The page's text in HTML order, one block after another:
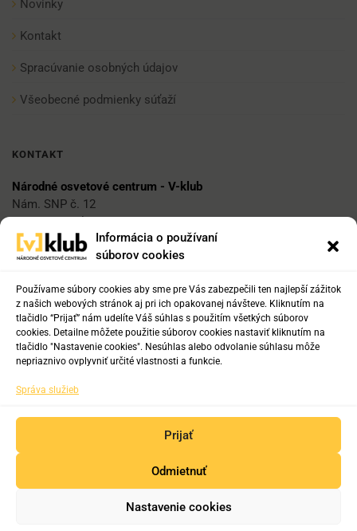
Informácia o používaní
súborov cookies
Používame súbory cookies aby sme pre Vás zabezpečili ten najlepší zážitok
z našich webových stránok aj pri ich opakovanej návšteve. Kliknutím na
tlačidlo “Prijať” nám udelíte Váš súhlas s použitím všetkých súborov
cookies. Detailne môžete použitie súborov cookies nastaviť kliknutím na
tlačidlo "Nastavenie cookies". Nesúhlas alebo odvolanie súhlasu môže
nepriaznivo ovplyvniť určité vlastnosti a funkcie.
Správa služieb
Prijať
Odmietnuť
Nastavenie cookies
Novinky
Kontakt
Spracúvanie osobných údajov
Všeobecné podmienky súťaží
KONTAKT
Národné osvetové centrum - V-klub
Nám. SNP č. 12
812 34 Bratislava 1
vklub@nocka.sk
Tel:
+421 2 204 71 217
+421 918 817 141
Copyright © 2019-2025. Všetky práva vyhradené.